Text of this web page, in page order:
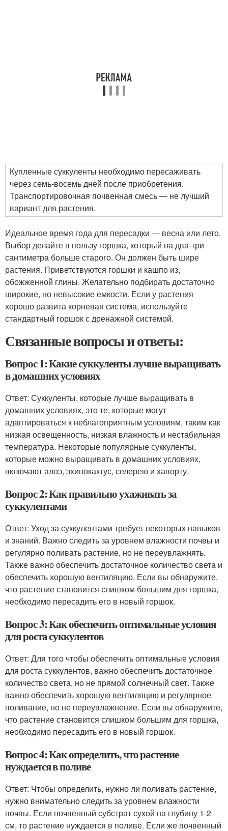
Купленные суккуленты необходимо пересаживать
через семь-восемь дней после приобретения.
Транспортировочная почвенная смесь — не лучший
вариант для растения.
Идеальное время года для пересадки — весна или лето.
Выбор делайте в пользу горшка, который на два-три
сантиметра больше старого. Он должен быть шире
растения. Приветствуются горшки и кашпо из,
обожженной глины. Желательно подбирать достаточно
широкие, но невысокие емкости. Если у растения
хорошо развита корневая система, используйте
стандартный горшок с дренажной системой.
Связанные вопросы и ответы:
Вопрос 1: Какие суккуленты лучше выращивать
в домашних условиях
Ответ: Суккуленты, которые лучше выращивать в
домашних условиях, это те, которые могут
адаптироваться к неблагоприятным условиям, таким как
низкая освещенность, низкая влажность и нестабильная
температура. Некоторые популярные суккуленты,
которые можно выращивать в домашних условиях,
включают алоэ, эхинокактус, селерею и хаворту.
Вопрос 2: Как правильно ухаживать за
суккулентами
Ответ: Уход за суккулентами требует некоторых навыков
и знаний. Важно следить за уровнем влажности почвы и
регулярно поливать растение, но не переувлажнять.
Также важно обеспечить достаточное количество света и
обеспечить хорошую вентиляцию. Если вы обнаружите,
что растение становится слишком большим для горшка,
необходимо пересадить его в новый горшок.
Вопрос 3: Как обеспечить оптимальные условия
для роста суккулентов
Ответ: Для того чтобы обеспечить оптимальные условия
для роста суккулентов, важно обеспечить достаточное
количество света, но не прямой солнечный свет. Также
важно обеспечить хорошую вентиляцию и регулярное
поливание, но не переувлажнение. Если вы обнаружите,
что растение становится слишком большим для горшка,
необходимо пересадить его в новый горшок.
Вопрос 4: Как определить, что растение
нуждается в поливе
Ответ: Чтобы определить, нужно ли поливать растение,
нужно внимательно следить за уровнем влажности
почвы. Если почвенный субстрат сухой на глубину 1-2
см, то растение нуждается в поливе. Если же почвенный